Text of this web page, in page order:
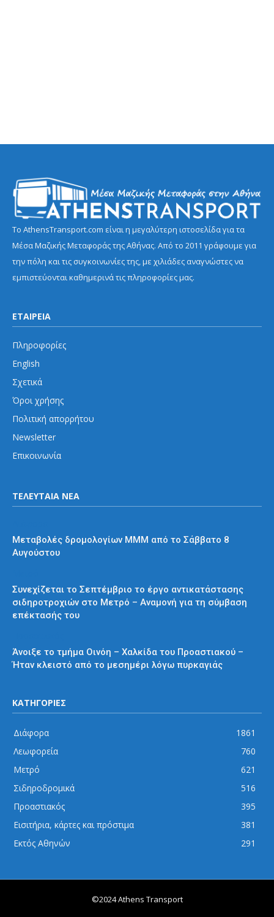
Το AthensTransport.com είναι η μεγαλύτερη ιστοσελίδα για τα
Μέσα Μαζικής Μεταφοράς της Αθήνας. Από το 2011 γράφουμε για
την πόλη και τις συγκοινωνίες της, με χιλιάδες αναγνώστες να
εμπιστεύονται καθημερινά τις πληροφορίες μας.
ΕΤΑΙΡΕΙΑ
Πληροφορίες
English
Σχετικά
Όροι χρήσης
Πολιτική απορρήτου
Newsletter
Επικοινωνία
ΤΕΛΕΥΤΑΙΑ ΝΕΑ
Μεταβολές δρομολογίων ΜΜΜ από το Σάββατο 8
Αυγούστου
Συνεχίζεται το Σεπτέμβριο το έργο αντικατάστασης
σιδηροτροχιών στο Μετρό – Αναμονή για τη σύμβαση
επέκτασής του
Άνοιξε το τμήμα Οινόη – Χαλκίδα του Προαστιακού –
Ήταν κλειστό από το μεσημέρι λόγω πυρκαγιάς
ΚΑΤΗΓΟΡΙΕΣ
Διάφορα
1861
Λεωφορεία
760
Μετρό
621
Σιδηροδρομικά
516
Προαστιακός
395
Εισιτήρια, κάρτες και πρόστιμα
381
Εκτός Αθηνών
291
©2024 Athens Transport